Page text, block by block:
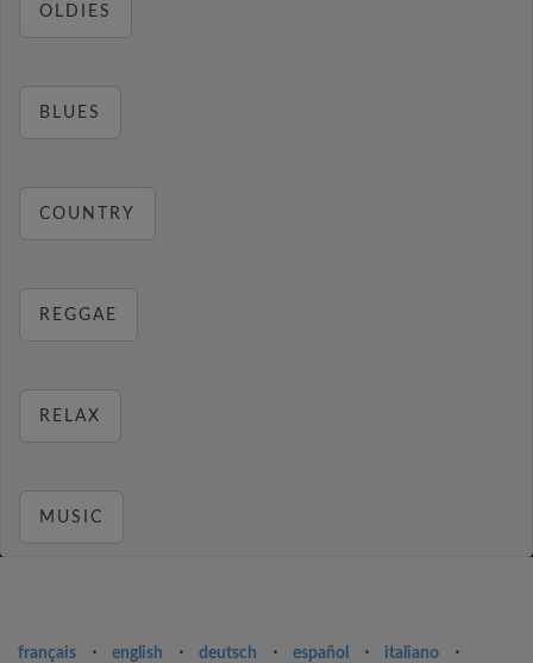
OLDIES
BLUES
COUNTRY
REGGAE
RELAX
MUSIC
français ⋅ english ⋅ deutsch ⋅ español ⋅ italiano
⋅